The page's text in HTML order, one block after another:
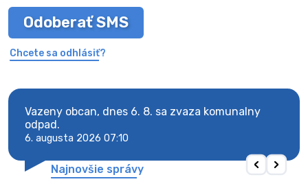
Odoberať SMS
Chcete sa odhlásiť?
Vazeny obcan, dnes 6. 8. sa zvaza komunalny
odpad.
6. augusta 2026 07:10
Najnovšie správy